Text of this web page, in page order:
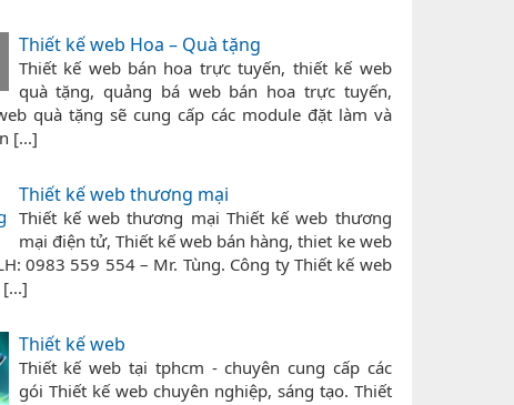
Thiết kế web Hoa – Quà tặng
Thiết kế web bán hoa trực tuyến, thiết kế web
quà tặng, quảng bá web bán hoa trực tuyến,
quà tặng sẽ cung cấp các module đặt làm và
[...]
Thiết kế web thương mại
Thiết kế web thương mại Thiết kế web thương
mại điện tử, Thiết kế web bán hàng, thiet ke web
0983 559 554 – Mr. Tùng. Công ty Thiết kế web
[...]
Thiết kế web
Thiết kế web tại tphcm - chuyên cung cấp các
gói Thiết kế web chuyên nghiệp, sáng tạo. Thiết